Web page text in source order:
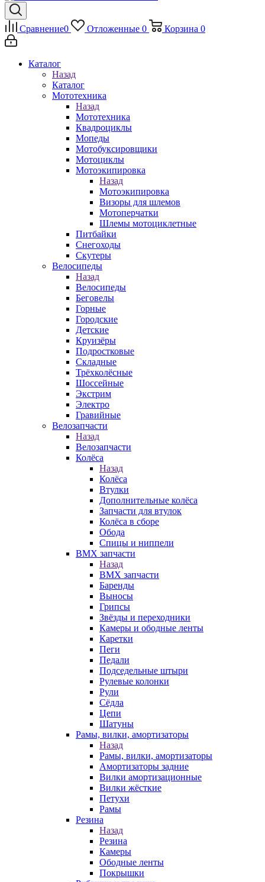
Сравнение0 Отложенные 0 Корзина 0
Каталог
Назад
Каталог
Мототехника
Назад
Мототехника
Квадроциклы
Мопеды
Мотобуксировщики
Мотоциклы
Мотоэкипировка
Назад
Мотоэкипировка
Визоры для шлемов
Мотоперчатки
Шлемы мотоциклетные
Питбайки
Снегоходы
Скутеры
Велосипеды
Назад
Велосипеды
Беговелы
Горные
Городские
Детские
Круизёры
Подростковые
Складные
Трёхколёсные
Шоссейные
Экстрим
Электро
Гравийные
Велозапчасти
Назад
Велозапчасти
Колёса
Назад
Колёса
Втулки
Дополнительные колёса
Запчасти для втулок
Колёса в сборе
Обода
Спицы и ниппели
BMX запчасти
Назад
BMX запчасти
Баренды
Выносы
Грипсы
Звёзды и переходники
Камеры и ободные ленты
Каретки
Пеги
Педали
Подседельные штыри
Рулевые колонки
Рули
Сёдла
Цепи
Шатуны
Рамы, вилки, амортизаторы
Назад
Рамы, вилки, амортизаторы
Амортизаторы задние
Вилки амортизационные
Вилки жёсткие
Петухи
Рамы
Резина
Назад
Резина
Камеры
Ободные ленты
Покрышки